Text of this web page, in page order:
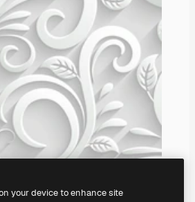
your device to enhance site